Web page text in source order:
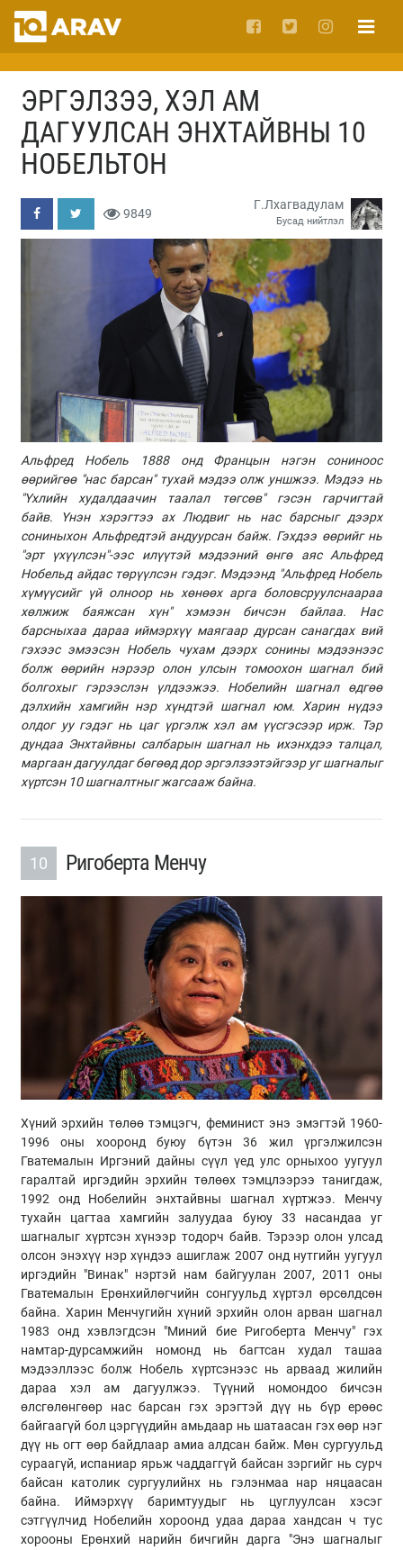
ЭРГЭЛЗЭЭ, ХЭЛ АМ
ДАГУУЛСАН ЭНХТАЙВНЫ 10
НОБЕЛЬТОН
9849
Г.Лхагвадулам
Бусад нийтлэл
Альфред Нобель 1888 онд Францын нэгэн сониноос
өөрийгөө "нас барсан" тухай мэдээ олж уншжээ. Мэдээ нь
"Үхлийн худалдаачин таалал төгсөв" гэсэн гарчигтай
байв.
Үнэн хэрэгтээ ах Людвиг нь нас барсныг дээрх
сониныхон Альфредтэй андуурсан байж. Гэхдээ өөрийг нь
"эрт үхүүлсэн"-ээс илүүтэй мэдээний өнгө аяс Альфред
Нобельд айдас төрүүлсэн гэдэг. Мэдээнд "Альфред Нобель
хүмүүсийг үй олноор нь хөнөөх арга боловсруулснаараа
хөлжиж баяжсан хүн" хэмээн бичсэн байлаа. Нас
барсныхаа дараа иймэрхүү маягаар дурсан санагдах вий
гэхээс эмээсэн Нобель чухам дээрх сонины мэдээнээс
болж өөрийн нэрээр олон улсын томоохон шагнал бий
болгохыг гэрээслэн үлдээжээ. Нобелийн шагнал өдгөө
дэлхийн хамгийн нэр хүндтэй шагнал юм. Харин нүдээ
олдог уу гэдэг нь цаг үргэлж хэл ам үүсгэсээр ирж. Тэр
дундаа Энхтайвны салбарын шагнал нь ихэнхдээ талцал,
маргаан дагуулдаг бөгөөд дор эргэлзээтэйгээр уг шагналыг
хүртсэн 10 шагналтныг жагсааж байна.
10 Ригоберта Менчу
Хүний эрхийн төлөө тэмцэгч, феминист энэ эмэгтэй 1960-
1996 оны хооронд буюу бүтэн 36 жил үргэлжилсэн
Гватемалын Иргэний дайны сүүл үед улс орныхоо уугуул
гаралтай иргэдийн эрхийн төлөөх тэмцлээрээ танигдаж,
1992 онд Нобелийн энхтайвны шагнал хүртжээ. Менчу
тухайн цагтаа хамгийн залуудаа буюу 33 насандаа уг
шагналыг хүртсэн хүнээр тодорч байв. Тэрээр олон улсад
олсон энэхүү нэр хүндээ ашиглаж 2007 онд нутгийн уугуул
иргэдийн "Винак" нэртэй нам байгуулан 2007, 2011 оны
Гватемалын Ерөнхийлөгчийн сонгуульд хүртэл өрсөлдсөн
байна. Харин Менчугийн хүний эрхийн олон арван шагнал
1983 онд хэвлэгдсэн "Миний бие Ригоберта Менчу" гэх
намтар-дурсамжийн номонд нь багтсан худал ташаа
мэдээллээс болж Нобель хүртсэнээс нь арваад жилийн
дараа хэл ам дагуулжээ. Түүний номондоо бичсэн
өлсгөлөнгөөр нас барсан гэх эрэгтэй дүү нь бүр ерөөс
байгаагүй бол цэргүүдийн амьдаар нь шатаасан гэх өөр нэг
дүү нь огт өөр байдлаар амиа алдсан байж. Мөн сургуульд
сураагүй, испаниар ярьж чаддаггүй байсан зэргийг нь сурч
байсан католик сургуулийнх нь гэлэнмаа нар няцаасан
байна. Иймэрхүү баримтуудыг нь цуглуулсан хэсэг
сэтгүүлчид Нобелийн хороонд удаа дараа хандсан ч тус
хорооны Ерөнхий нарийн бичгийн дарга "Энэ шагналыг